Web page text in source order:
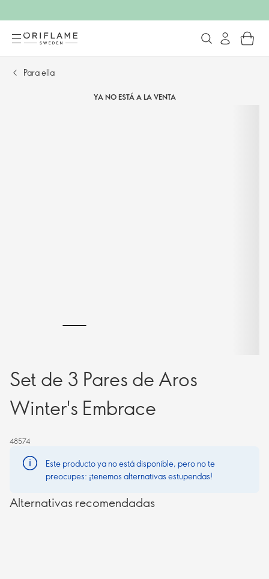
Para ella
YA NO ESTÁ A LA VENTA
Set de 3 Pares de Aros
Winter's Embrace
48574
Este producto ya no está disponible, pero no te
preocupes: ¡tenemos alternativas estupendas!
Alternativas recomendadas